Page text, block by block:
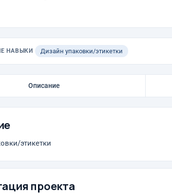
НАВЫКИ Дизайн упаковки/этикетки
Описание
этикетки
проекта